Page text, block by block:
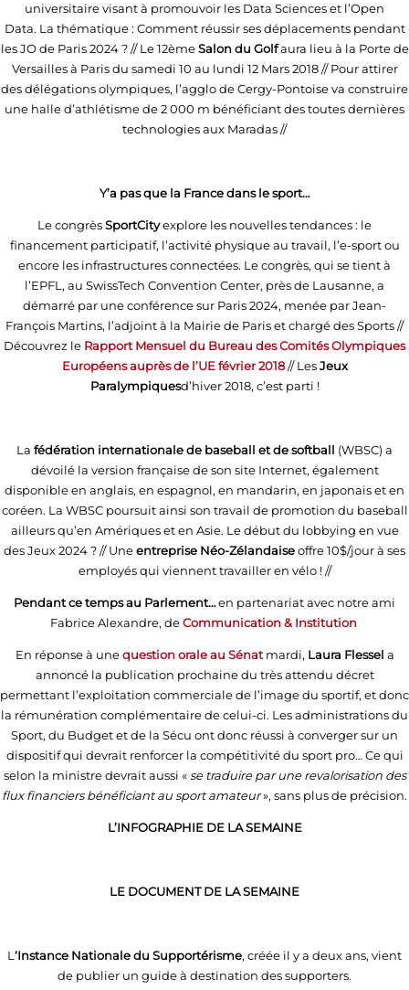
universitaire visant à promouvoir les Data Sciences et l’Open
Data. La thématique : Comment réussir ses déplacements pendant
les JO de Paris 2024 ? // Le 12èmeSalon du Golfaura lieu à la Porte de
Versailles à Paris du samedi 10 au lundi 12 Mars 2018 // Pour attirer
des délégations olympiques, l’agglo de Cergy-Pontoise va construire
une halle d’athlétisme de 2 000 m bénéficiant des toutes dernières
technologies aux Maradas //
Y’a pas que la France dans le sport…
Le congrèsSportCityexplore les nouvelles tendances : le
financement participatif, l’activité physique au travail, l’e-sport ou
encore les infrastructures connectées. Le congrès, qui se tient à
l’EPFL, au SwissTech Convention Center, près de Lausanne, a
démarré par une conférence sur Paris 2024, menée par Jean-
François Martins, l’adjoint à la Mairie de Paris et chargé des Sports //
Découvrez le Rapport Mensuel du Bureau des Comités Olympiques
Européens auprès de l’UE février 2018// LesJeux
Paralympiquesd’hiver 2018, c’est parti !
La fédération internationale de baseball et de softball (WBSC) a
dévoilé la version française de son site Internet, également
disponible en anglais, en espagnol, en mandarin, en japonais et en
coréen. La WBSC poursuit ainsi son travail de promotion du baseball
ailleurs qu’en Amériques et en Asie. Le début du lobbying en vue
des Jeux 2024 ? // Uneentreprise Néo-Zélandaiseoffre 10$/jour à ses
employés qui viennent travailler en vélo ! //
Pendant ce temps au Parlement…en partenariat avec notre ami
Fabrice Alexandre, deCommunication & Institution
En réponse à unequestion orale au Sénatmardi, Laura Flessel a
annoncé la publication prochaine du très attendu décret
permettant l’exploitation commerciale de l’image du sportif, et donc
la rémunération complémentaire de celui-ci. Les administrations du
Sport, du Budget et de la Sécu ont donc réussi à converger sur un
dispositif qui devrait renforcer la compétitivité du sport pro… Ce qui
selon la ministre devrait aussi «se traduire par une revalorisation des
flux financiers bénéficiant au sport amateur», sans plus de précision.
L’INFOGRAPHIE DE LA SEMAINE
LE DOCUMENT DE LA SEMAINE
L‘Instance Nationale du Supportérisme, créée il y a deux ans, vient
de publier un guide à destination des supporters.